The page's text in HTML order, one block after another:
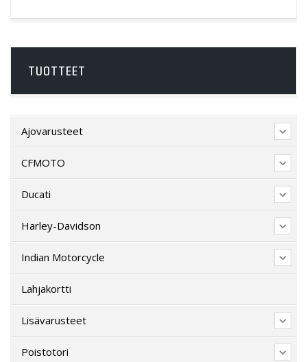
TUOTTEET
Ajovarusteet
CFMOTO
Ducati
Harley-Davidson
Indian Motorcycle
Lahjakortti
Lisävarusteet
Poistotori